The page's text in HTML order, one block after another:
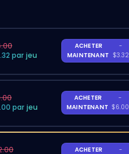
par jeu
ACHETER
MAINTENANT
-
$3.32
par jeu
ACHETER
MAINTENANT
-
$6.00
ACHETER
-